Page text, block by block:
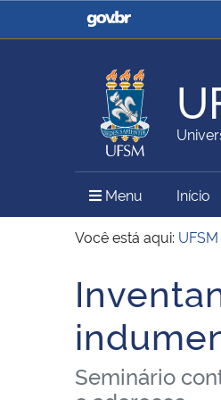
Casa Civil
Ministério da Agricultura,
Pecuária e Abastecimento
Ministério do Meio
Secretaria de Governo
Menu MenuInício
Você está aqui: UFSM
Início do conteúdo
Seminário